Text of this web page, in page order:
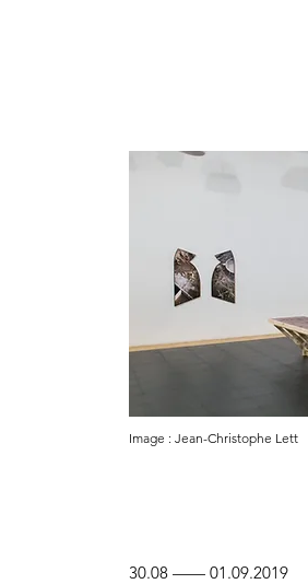
Image : Jean-Christophe Lett
30.08 —— 01.09.2019